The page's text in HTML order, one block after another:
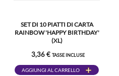
SET DI 10 PIATTI DI CARTA
RAINBOW 'HAPPY BIRTHDAY'
(XL)
3,36 € TASSE INCLUSE
AGGIUNGI AL CARRELLO